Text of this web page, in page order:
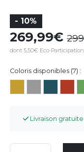
- 10%
269,99
dont 5,50€ Eco-
Coloris disponibles (7) :
Livraison gratuite